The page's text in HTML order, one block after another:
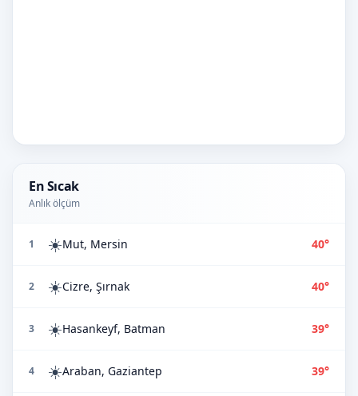
En Sıcak
Anlık ölçüm
1 ☀️Mut, Mersin 40°
2 ☀️Cizre, Şırnak 40°
3 ☀️Hasankeyf, Batman 39°
4 ☀️Araban, Gaziantep 39°